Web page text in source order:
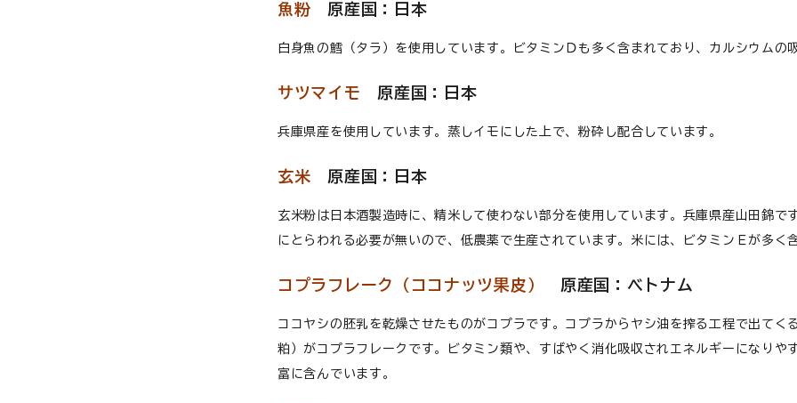
魚粉 原産国：日本
白身魚の鱈（タラ）を使用しています。ビタミンＤも多く含まれており、カルシウムの
サツマイモ 原産国：日本
兵庫県産を使用しています。蒸しイモにした上で、粉砕し配合しています。
玄米 原産国：日本
玄米粉は日本酒製造時に、精米して使わない部分を使用しています。兵庫県産山田錦で
にとらわれる必要が無いので、低農薬で生産されています。米には、ビタミンＥが多く
コプラフレーク（ココナッツ果皮） 原産国：ベトナム
ココヤシの胚乳を乾燥させたものがコプラです。コプラからヤシ油を搾る工程で出てく
粕）がコプラフレークです。ビタミン類や、すばやく消化吸収されエネルギーになりや
富に含んでいます。